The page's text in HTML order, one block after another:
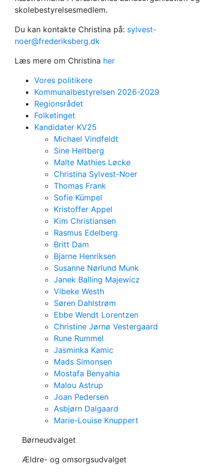
skolebestyrelsesmedlem.
Du kan kontakte Christina på: sylvest-
noer@frederiksberg.dk
Læs mere om Christina her
Vores politikere
Kommunalbestyrelsen 2026-2029
Regionsrådet
Folketinget
Kandidater KV25
Michael Vindfeldt
Sine Heltberg
Malte Mathies Løcke
Christina Sylvest-Noer
Thomas Frank
Sofie Kümpel
Kristoffer Appel
Kim Christiansen
Rasmus Edelberg
Britt Dam
Bjarne Henriksen
Susanne Nørlund Munk
Janek Balling Majewicz
Vibeke Westh
Søren Dahlstrøm
Ebbe Wendt Lorentzen
Christine Jørnø Vestergaard
Rune Rummel
Jasminka Kamic
Mads Simonsen
Mostafa Benyahia
Malou Astrup
Joan Pedersen
Asbjørn Dalgaard
Marie-Louise Knuppert
Børneudvalget
Ældre- og omsorgsudvalget